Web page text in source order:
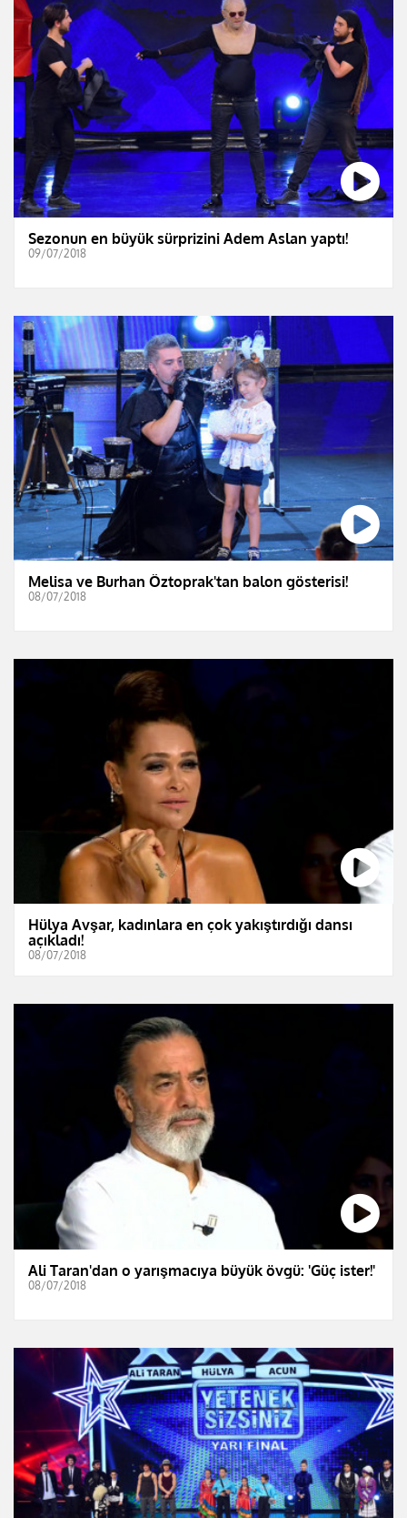
Sezonun en büyük sürprizini Adem Aslan yaptı!
09/07/2018
Melisa ve Burhan Öztoprak'tan balon gösterisi!
08/07/2018
Hülya Avşar, kadınlara en çok yakıştırdığı dansı
açıkladı!
08/07/2018
Ali Taran'dan o yarışmacıya büyük övgü: 'Güç ister!'
08/07/2018